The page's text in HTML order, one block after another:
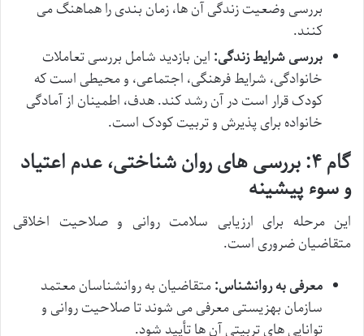
بررسی وضعیت زندگی آن ها، زمان بندی را هماهنگ می
کنند.
بررسی شرایط زندگی: این بازدید شامل بررسی تعاملات
خانوادگی، شرایط فرهنگی، اجتماعی، و محیطی است که
کودک قرار است در آن رشد کند. هدف، اطمینان از آمادگی
خانواده برای پذیرش و تربیت کودک است.
گام ۴: بررسی های روان شناختی، عدم اعتیاد
و سوء پیشینه
این مرحله برای ارزیابی سلامت روانی و صلاحیت اخلاقی
متقاضیان ضروری است.
معرفی به روانشناس:متقاضیان به روانشناسان معتمد
سازمان بهزیستی معرفی می شوند تا صلاحیت روانی و
توانایی های تربیتی آن ها تأیید شود.